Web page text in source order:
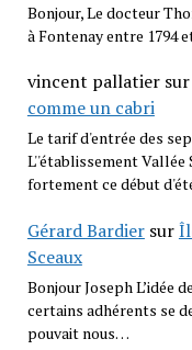
Bonjour, Le docteur
à Fontenay entre 1794
vincent pallatiersur
comme un cabri
Le tarif d'entrée des
L''établissement Vallée
fortement ce début
Gérard Bardiersur
Sceaux
Bonjour Joseph L’idée
certains adhérents se
pouvait nous…